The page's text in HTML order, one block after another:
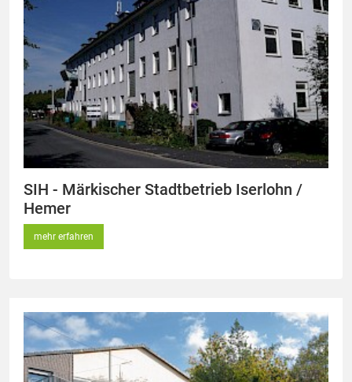
SIH - Märkischer Stadtbetrieb Iserlohn /
Hemer
mehr erfahren